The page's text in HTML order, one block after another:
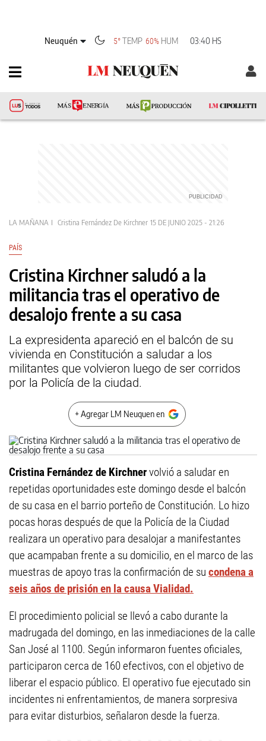
Neuquén 5° TEMP 60% HUM 03:40 HS
LA MAÑANA Cristina Fernández De Kirchner 15 DE JUNIO 2025 - 21:26
PAÍS
Cristina Kirchner saludó a la
militancia tras el operativo de
desalojo frente a su casa
La expresidenta apareció en el balcón de su
vivienda en Constitución a saludar a los
militantes que volvieron luego de ser corridos
por la Policía de la ciudad.
+ Agregar LM Neuquen en
Cristina Fernández de Kirchnervolvió a saludar en
repetidas oportunidades este domingo desde el balcón
de su casa en el barrio porteño de Constitución. Lo hizo
pocas horas después de que la Policía de la Ciudad
realizara un operativo para desalojar a manifestantes
que acampaban frente a su domicilio, en el marco de las
muestras de apoyo tras la confirmación de su condena a
seis años de prisión en la causa Vialidad.
El procedimiento policial se llevó a cabo durante la
madrugada del domingo, en las inmediaciones de la calle
San José al 1100. Según informaron fuentes oficiales,
participaron cerca de 160 efectivos, con el objetivo de
liberar el espacio público. El operativo fue ejecutado sin
incidentes ni enfrentamientos, de manera sorpresiva
para evitar disturbios, señalaron desde la fuerza.